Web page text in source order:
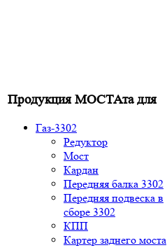
Продукция МОСТАта для
Газ-3302
Редуктор
Мост
Кардан
Передняя балка 3302
Передняя подвеска в
сборе 3302
КПП
Картер заднего моста